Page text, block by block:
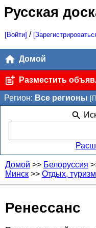
Русская
[Войти] /
Домой
Разместить
Регион: Все регионы
Домой >> Белоруссия
Минск >> Отдых,
Ренессанс